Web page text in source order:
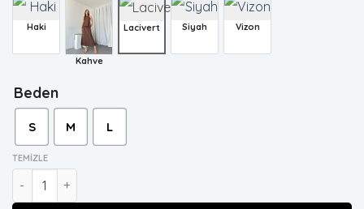
Haki
Kahve
Lacivert Siyah Vizon
Beden
S M L
TEMIZLE